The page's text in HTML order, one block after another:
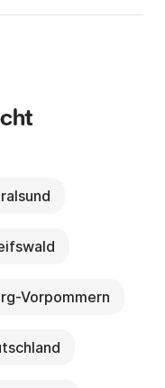
Vorpommern